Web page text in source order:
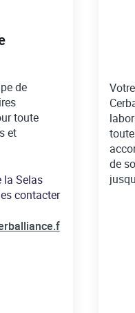
de
toute
et
la Selas
contacter
de